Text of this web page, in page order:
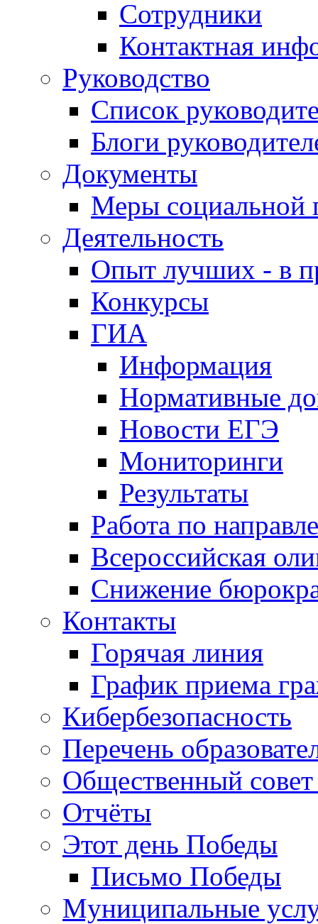
Сотрудники
Контактная
Руководство
Список
Блоги
Документы
Меры социальной
Деятельность
Опыт лучших - в
Конкурсы
ГИА
Информация
Нормативные
Новости ЕГЭ
Мониторинги
Результаты
Работа по
Всероссийская
Снижение
Контакты
Горячая линия
График приема
Кибербезопасность
Перечень
Общественный
Отчёты
Этот день Победы
Письмо Победы
Mуниципальные